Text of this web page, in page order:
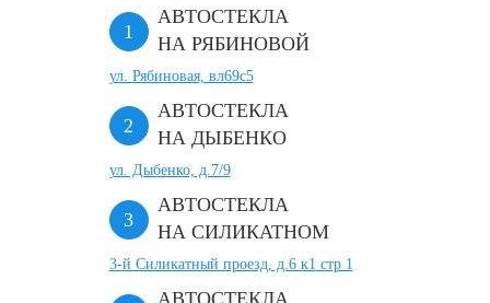
АВТОСТЕКЛА
НА РЯБИНОВОЙ
ул. Рябиновая, вл69с5
АВТОСТЕКЛА
НА ДЫБЕНКО
ул. Дыбенко, д.7/9
АВТОСТЕКЛА
НА СИЛИКАТНОМ
3-й Силикатный проезд, д.6 к1 стр 1
АВТОСТЕКЛА